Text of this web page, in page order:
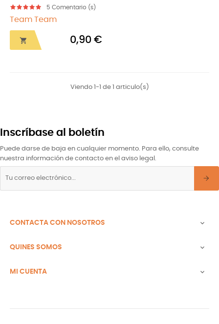
5 Comentario (s)
Team Team
 0,90 €
Viendo 1-1 de 1 articulo(s)
Inscríbase al boletín
Puede darse de baja en cualquier momento. Para ello, consulte
nuestra información de contacto en el aviso legal.
CONTACTA CON NOSOTROS 
QUINES SOMOS 
MI CUENTA 